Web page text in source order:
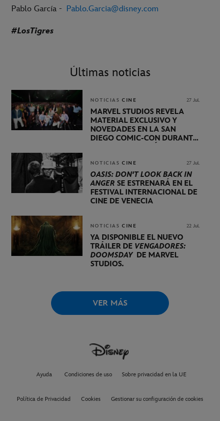
Pablo García - Pablo.Garcia@disney.com
#LosTigres
Últimas noticias
NOTICIAS CINE 27 Jul.
MARVEL STUDIOS REVELA
MATERIAL EXCLUSIVO Y
NOVEDADES EN LA SAN
DIEGO COMIC-CON DURANTE
NOTICIAS CINE 27 Jul.
OASIS: DON'T LOOK BACK IN
ANGER SE ESTRENARÁ EN EL
FESTIVAL INTERNACIONAL DE
CINE DE VENECIA
NOTICIAS CINE 22 Jul.
YA DISPONIBLE EL NUEVO
TRÁILER DE VENGADORES:
DOOMSDAYDE MARVEL
STUDIOS.
VER MÁS
Ayuda Condiciones de uso Sobre privacidad en la UE
Política de Privacidad Cookies Gestionar su configuración de cookies